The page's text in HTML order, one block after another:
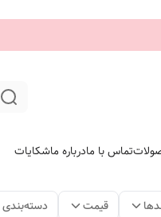
تماس با مادرباره ماشکایات
قیمت دسته‌بندی